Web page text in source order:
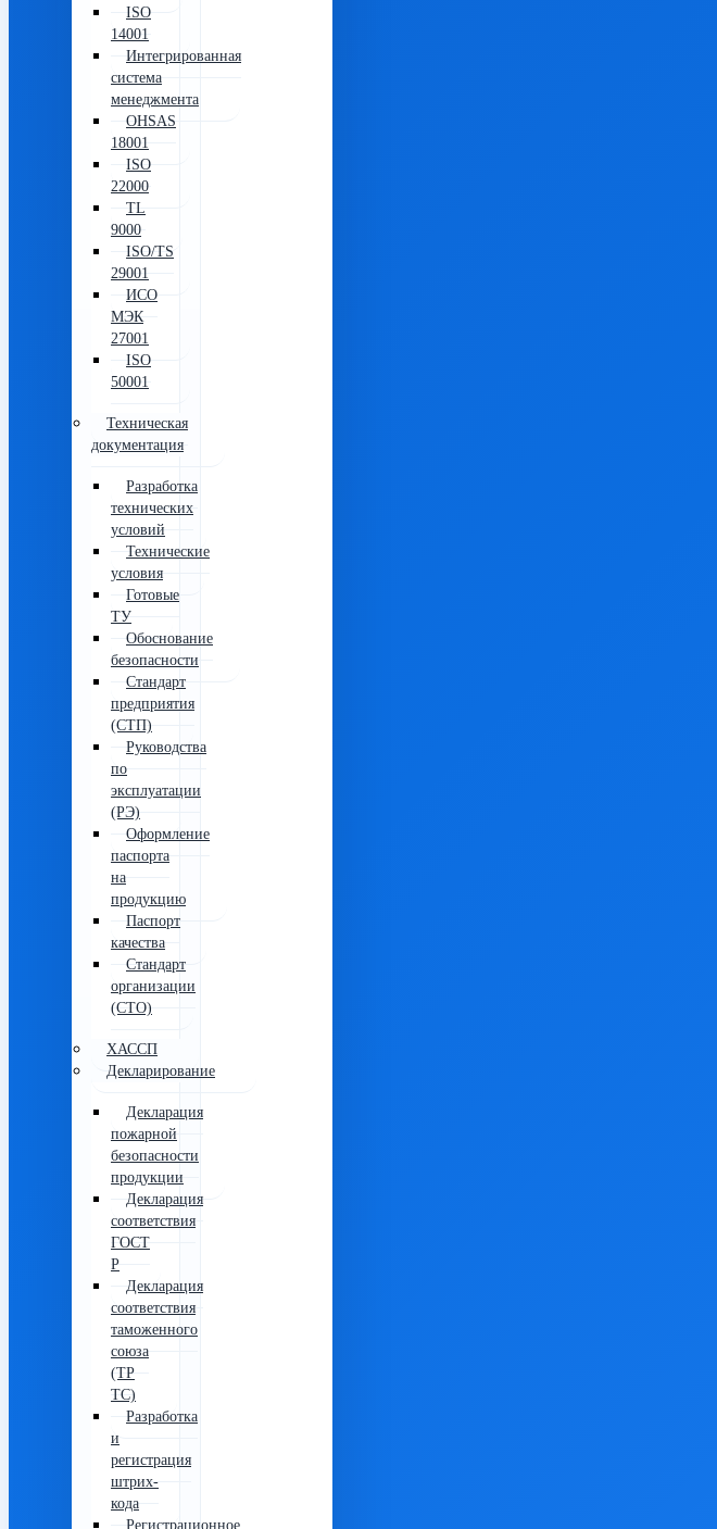
ISO
14001
Интегрированная
система
менеджмента
OHSAS
18001
ISO
22000
TL
9000
ISO/TS
29001
ИСО
МЭК
27001
ISO
50001
Техническая
документация
Разработка
технических
условий
Технические
условия
Готовые
ТУ
Обоснование
безопасности
Стандарт
предприятия
(СТП)
Руководства
по
эксплуатации
(РЭ)
Оформление
паспорта
на
продукцию
Паспорт
качества
Стандарт
организации
(СТО)
ХАССП
Декларирование
Декларация
пожарной
безопасности
продукции
Декларация
соответствия
ГОСТ
Р
Декларация
соответствия
таможенного
союза
(ТР
ТС)
Разработка
и
регистрация
штрих-
кода
Регистрационное